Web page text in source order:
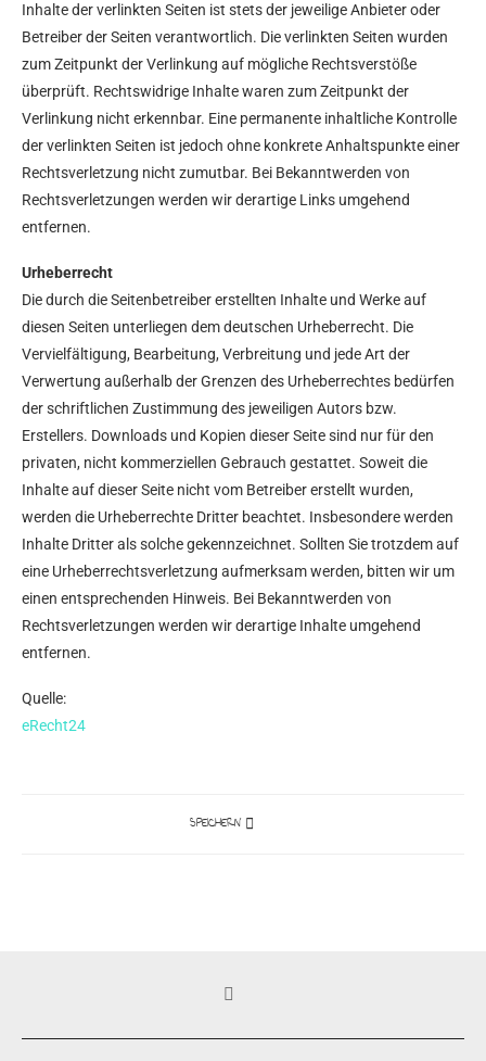
Inhalte der verlinkten Seiten ist stets der jeweilige Anbieter oder
Betreiber der Seiten verantwortlich. Die verlinkten Seiten wurden
zum Zeitpunkt der Verlinkung auf mögliche Rechtsverstöße
überprüft. Rechtswidrige Inhalte waren zum Zeitpunkt der
Verlinkung nicht erkennbar. Eine permanente inhaltliche Kontrolle
der verlinkten Seiten ist jedoch ohne konkrete Anhaltspunkte einer
Rechtsverletzung nicht zumutbar. Bei Bekanntwerden von
Rechtsverletzungen werden wir derartige Links umgehend
entfernen.
Urheberrecht
Die durch die Seitenbetreiber erstellten Inhalte und Werke auf
diesen Seiten unterliegen dem deutschen Urheberrecht. Die
Vervielfältigung, Bearbeitung, Verbreitung und jede Art der
Verwertung außerhalb der Grenzen des Urheberrechtes bedürfen
der schriftlichen Zustimmung des jeweiligen Autors bzw.
Erstellers. Downloads und Kopien dieser Seite sind nur für den
privaten, nicht kommerziellen Gebrauch gestattet. Soweit die
Inhalte auf dieser Seite nicht vom Betreiber erstellt wurden,
werden die Urheberrechte Dritter beachtet. Insbesondere werden
Inhalte Dritter als solche gekennzeichnet. Sollten Sie trotzdem auf
eine Urheberrechtsverletzung aufmerksam werden, bitten wir um
einen entsprechenden Hinweis. Bei Bekanntwerden von
Rechtsverletzungen werden wir derartige Inhalte umgehend
entfernen.
Quelle:
eRecht24
SPEICHERN